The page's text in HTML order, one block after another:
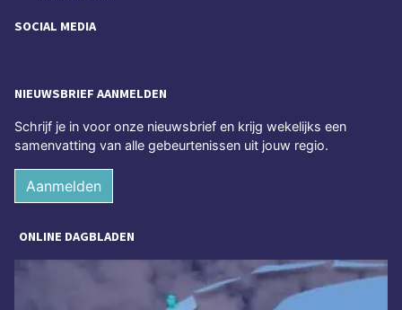
SOCIAL MEDIA
NIEUWSBRIEF AANMELDEN
Schrijf je in voor onze nieuwsbrief en krijg wekelijks een
samenvatting van alle gebeurtenissen uit jouw regio.
Aanmelden
ONLINE DAGBLADEN